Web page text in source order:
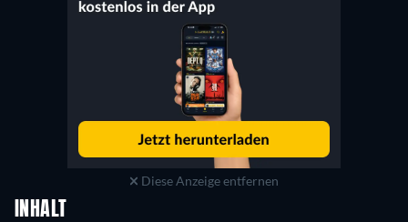
Diese Anzeige entfernen
INHALT